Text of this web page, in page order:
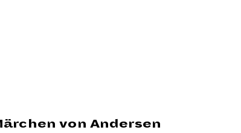
von Andersen